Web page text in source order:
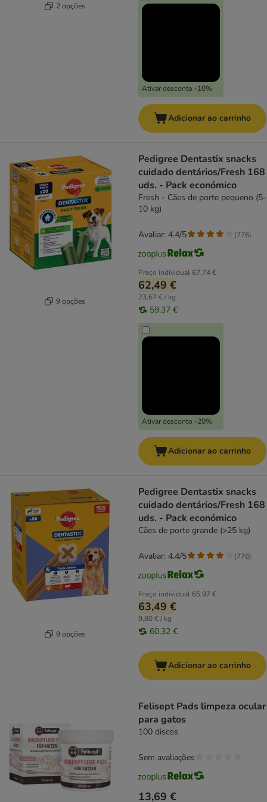
2 opções
Ativar desconto -10%
Adicionar ao carrinho
9 opções
Pedigree Dentastix snacks
cuidado dentários/Fresh 168
uds. - Pack económico
Fresh - Cães de porte pequeno (5-
10 kg)
Preço individual 67,74 €
62,49 €
23,67 € / kg
59,37 €
Ativar desconto -20%
Avaliar: 4.4/5 (776)
Adicionar ao carrinho
9 opções
Pedigree Dentastix snacks
cuidado dentários/Fresh 168
uds. - Pack económico
Cães de porte grande (>25 kg)
Preço individual 65,97 €
63,49 €
9,80 € / kg
60,32 €
Avaliar: 4.4/5 (776)
Adicionar ao carrinho
Felisept Pads limpeza ocular
para gatos
100 discos
13,69 €
Sem avaliações